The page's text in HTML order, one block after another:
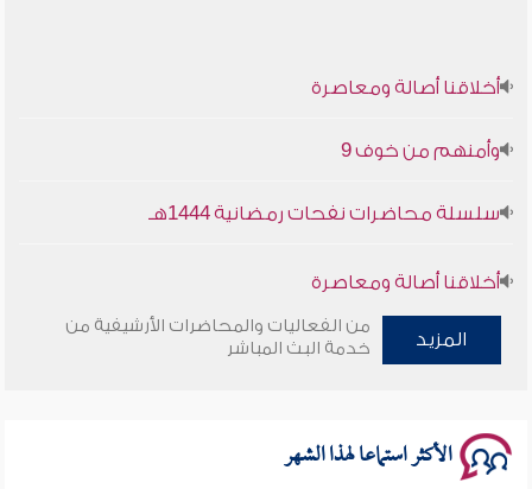
أخلاقنا أصالة ومعاصرة
وأمنهم من خوف 9
سلسلة محاضرات نفحات رمضانية 1444هـ
أخلاقنا أصالة ومعاصرة
وأمنهم من خوف 9
المزيد
من الفعاليات والمحاضرات الأرشيفية من
خدمة البث المباشر
الأكثر استماعا لهذا الشهر